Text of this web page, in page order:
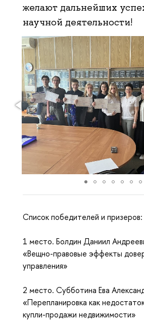
желают дальнейших
научной деятельности!
Список победителей и призеров:
1 место. Болдин Даниил
«Вещно-правовые эффекты
управления»
2 место. Субботина Ева
«Перепланировка как
купли-продажи недвижимости»